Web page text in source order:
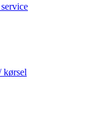
kørsel